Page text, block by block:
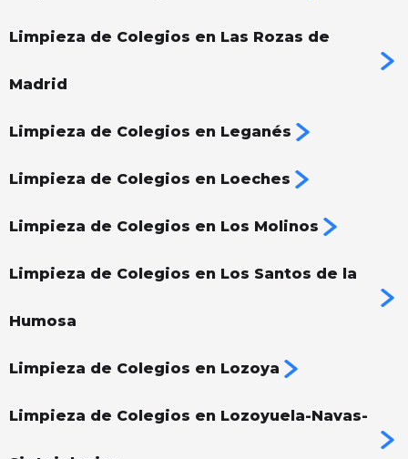
Limpieza de Colegios en Las Rozas de
Madrid
Limpieza de Colegios en Leganés
Limpieza de Colegios en Loeches
Limpieza de Colegios en Los Molinos
Limpieza de Colegios en Los Santos de la
Humosa
Limpieza de Colegios en Lozoya
Limpieza de Colegios en Lozoyuela-Navas-